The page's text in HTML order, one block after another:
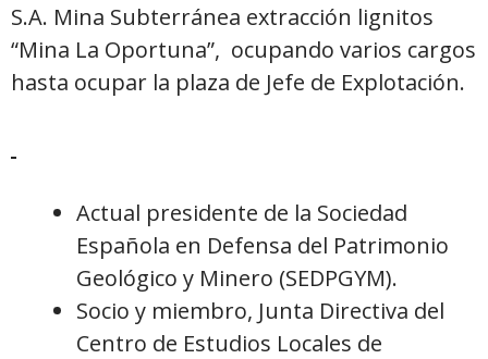
S.A. Mina Subterránea extracción lignitos
“Mina La Oportuna”, ocupando varios cargos
hasta ocupar la plaza de Jefe de Explotación.
Actual presidente de la Sociedad
Española en Defensa del Patrimonio
Geológico y Minero (SEDPGYM).
Socio y miembro, Junta Directiva del
Centro de Estudios Locales de